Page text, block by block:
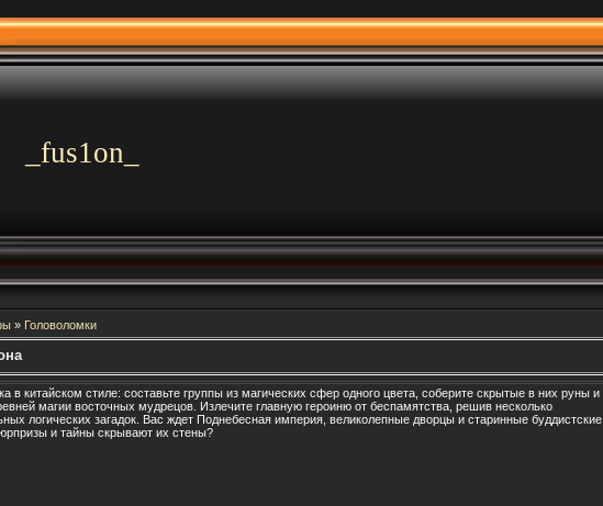
_fus1on_
» Головоломки
в китайском стиле: составьте группы из магических сфер одного цвета, соберите скрытые в них руны и
магии восточных мудрецов. Излечите главную героиню от беспамятства, решив несколько
логических загадок. Вас ждет Поднебесная империя, великолепные дворцы и старинные буддистские
и тайны скрывают их стены?